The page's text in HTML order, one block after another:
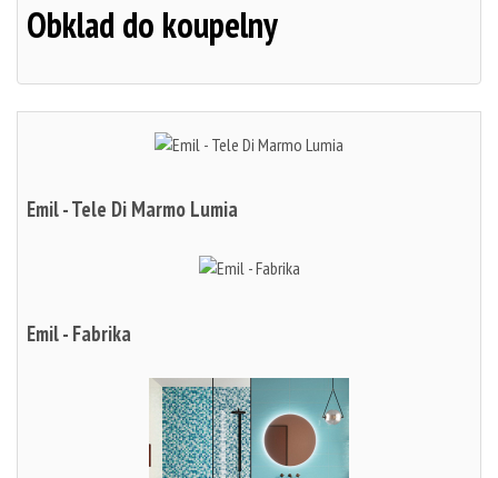
Obklad do koupelny
Emil - Tele Di Marmo Lumia
Emil - Fabrika